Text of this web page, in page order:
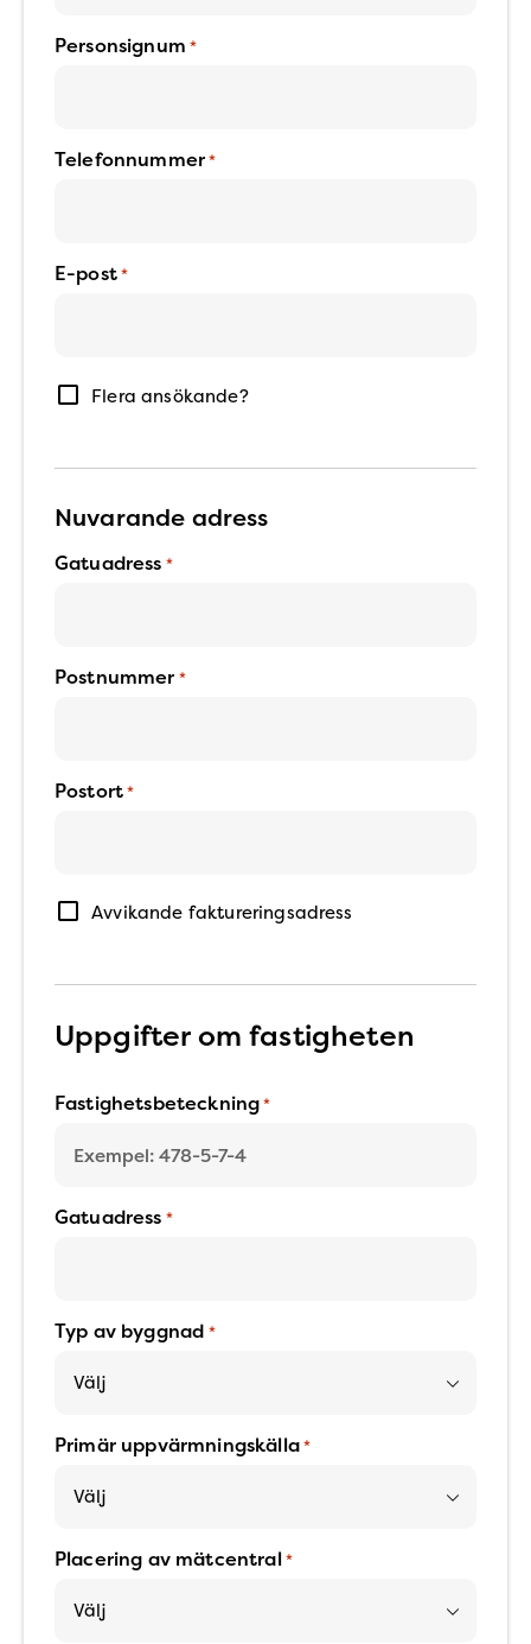
Personsignum *
Telefonnummer*
E-post*
Flera
ansökande
Flera ansökande?
Nuvarande adress
Gatuadress *
Postnummer *
Postort*
Avvikande
faktureringsadress
Avvikande faktureringsadress
Uppgifter om fastigheten
Fastighetsbeteckning*
Gatuadress *
Typ av byggnad *
Primär uppvärmningskälla*
Placering av mätcentral*